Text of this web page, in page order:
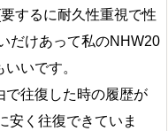
するに耐久性重視で性
だけあって私のNHW20
いです。
往復した時の履歴が
安く往復できていま